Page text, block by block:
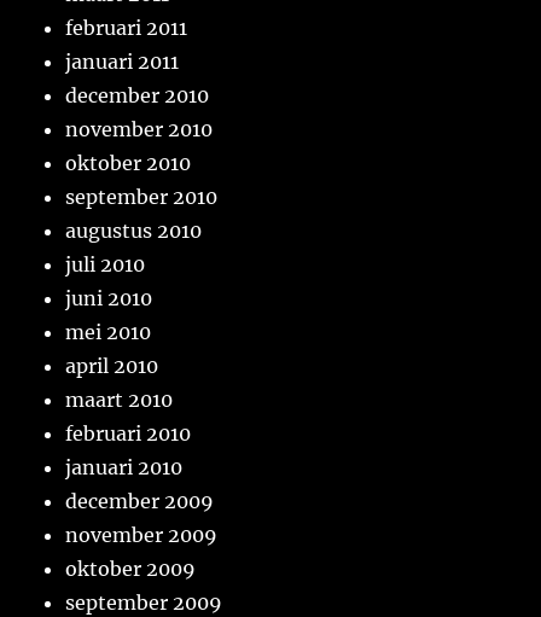
februari 2011
januari 2011
december 2010
november 2010
oktober 2010
september 2010
augustus 2010
juli 2010
juni 2010
mei 2010
april 2010
maart 2010
februari 2010
januari 2010
december 2009
november 2009
oktober 2009
september 2009